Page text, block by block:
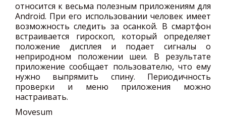
относится к весьма полезным приложениям для
Android. При его использовании человек имеет
возможность следить за осанкой. В смартфон
встраивается гироскоп, который определяет
положение дисплея и подает сигналы о
неприродном положении шеи. В результате
приложение сообщает пользователю, что ему
нужно выпрямить спину. Периодичность
проверки и меню приложения можно
настраивать.
Movesum